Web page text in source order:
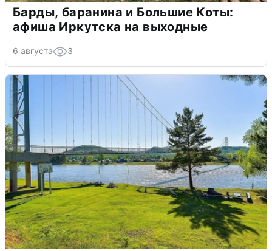
Барды, баранина и Большие Коты:
афиша Иркутска на выходные
6 августа 3